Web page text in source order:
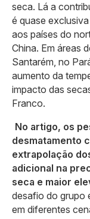
seca. Lá a
é quase
aos países do
China. Em áreas
Santarém, no
aumento da
impacto das
Franco.
No artigo, os
desmatamento
extrapolação
adicional na
seca e maior
desafio do grupo
em diferentes